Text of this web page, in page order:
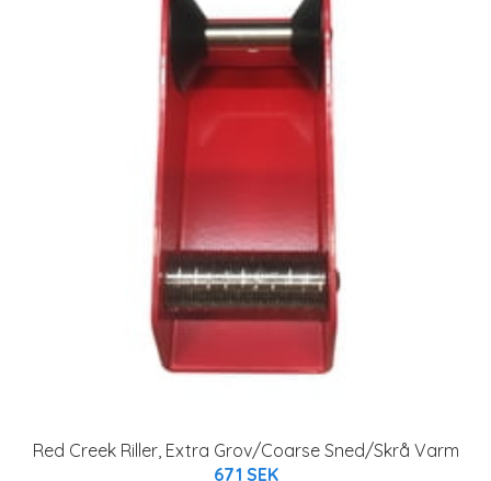
Red Creek Riller, Extra Grov/Coarse Sned/Skrå Varm
671 SEK